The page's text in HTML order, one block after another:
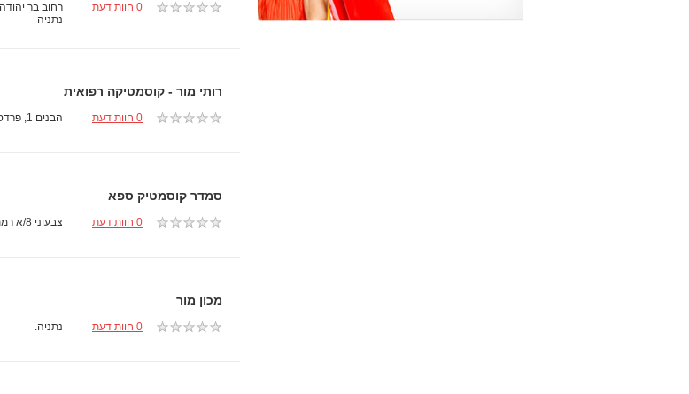
0 חוות דעת
נתניה
רותי מור - קוסמטיקה רפואית
0 חוות דעת הבנים 1, פרדס חנה
סמדר קוסמטיק ספא
0 חוות דעת צבעוני 8/א רמת פולג נתניה.
מכון מור
0 חוות דעת נתניה.